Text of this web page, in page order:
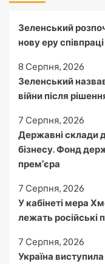
Зеленський
нову еру співпраці
8 Серпня, 2026
Зеленський
війни після
7 Серпня, 2026
Державні склади
бізнесу. Фонд
прем’єра
7 Серпня, 2026
У кабінеті мера
лежать російські
7 Серпня, 2026
Україна виступила